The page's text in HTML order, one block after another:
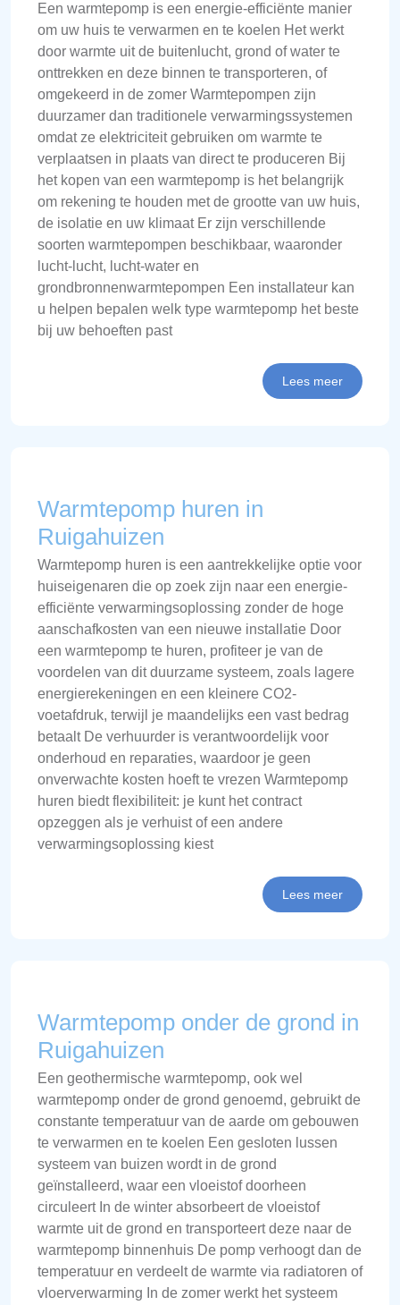
Een warmtepomp is een energie-efficiënte manier
om uw huis te verwarmen en te koelen Het werkt
door warmte uit de buitenlucht, grond of water te
onttrekken en deze binnen te transporteren, of
omgekeerd in de zomer Warmtepompen zijn
duurzamer dan traditionele verwarmingssystemen
omdat ze elektriciteit gebruiken om warmte te
verplaatsen in plaats van direct te produceren Bij
het kopen van een warmtepomp is het belangrijk
om rekening te houden met de grootte van uw huis,
de isolatie en uw klimaat Er zijn verschillende
soorten warmtepompen beschikbaar, waaronder
lucht-lucht, lucht-water en
grondbronnenwarmtepompen Een installateur kan
u helpen bepalen welk type warmtepomp het beste
bij uw behoeften past
Lees meer
Warmtepomp huren in
Ruigahuizen
Warmtepomp huren is een aantrekkelijke optie voor
huiseigenaren die op zoek zijn naar een energie-
efficiënte verwarmingsoplossing zonder de hoge
aanschafkosten van een nieuwe installatie Door
een warmtepomp te huren, profiteer je van de
voordelen van dit duurzame systeem, zoals lagere
energierekeningen en een kleinere CO2-
voetafdruk, terwijl je maandelijks een vast bedrag
betaalt De verhuurder is verantwoordelijk voor
onderhoud en reparaties, waardoor je geen
onverwachte kosten hoeft te vrezen Warmtepomp
huren biedt flexibiliteit: je kunt het contract
opzeggen als je verhuist of een andere
verwarmingsoplossing kiest
Lees meer
Warmtepomp onder de grond in
Ruigahuizen
Een geothermische warmtepomp, ook wel
warmtepomp onder de grond genoemd, gebruikt de
constante temperatuur van de aarde om gebouwen
te verwarmen en te koelen Een gesloten lussen
systeem van buizen wordt in de grond
geïnstalleerd, waar een vloeistof doorheen
circuleert In de winter absorbeert de vloeistof
warmte uit de grond en transporteert deze naar de
warmtepomp binnenhuis De pomp verhoogt dan de
temperatuur en verdeelt de warmte via radiatoren of
vloerverwarming In de zomer werkt het systeem